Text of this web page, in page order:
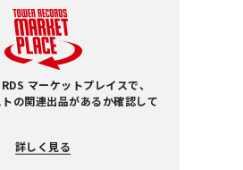
マーケットプレイスで、
トの関連出品があるか確認して
詳しく見る